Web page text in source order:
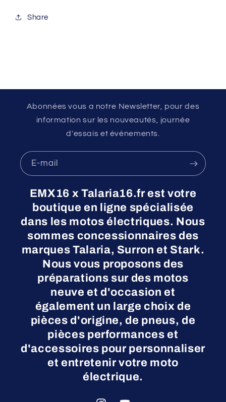
Share
Abonnées vous a notre Newsletter, pour des
information sur les nouveautés, journée
d'essais et évènements.
E-mail
EMX16 x Talaria16.fr est votre
boutique en ligne spécialisée
dans les motos électriques. Nous
sommes concessionnaires des
marques Talaria, Surron et Stark.
Nous vous proposons des
préparations sur des motos
neuve et d'occasion et
également un large choix de
pièces d'origine, de pneus, de
pièces performances et
d'accessoires pour personnaliser
et entretenir votre moto
électrique.